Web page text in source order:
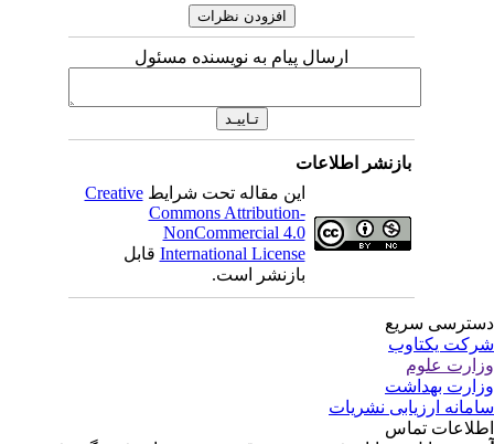
ارسال پیام به نویسنده مسئول
بازنشر اطلاعات
این مقاله تحت شرایطCreative
Commons Attribution-
NonCommercial 4.0
International Licenseقابل
بازنشر است.
سریع
یکتاوب
علوم
بهداشت
ارزیابی نشریات
تماس